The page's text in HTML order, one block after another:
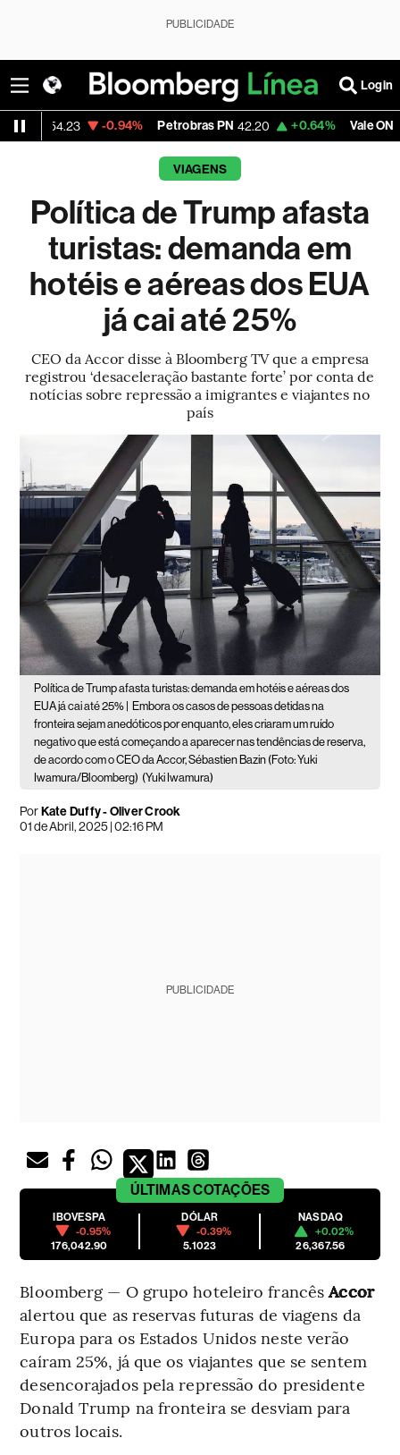
PUBLICIDADE
Login
-0.94% Petrobras PN 42.20 +0.64% Vale ON 75.55 -
VIAGENS
Política de Trump afasta
turistas: demanda em
hotéis e aéreas dos EUA
já cai até 25%
CEO da Accor disse à Bloomberg TV que a empresa
registrou ‘desaceleração bastante forte’ por conta de
notícias sobre repressão a imigrantes e viajantes no
país
Política de Trump afasta turistas: demanda em hotéis e aéreas dos
EUA já cai até 25% |
Embora os casos de pessoas detidas na
fronteira sejam anedóticos por enquanto, eles criaram um ruído
negativo que está começando a aparecer nas tendências de reserva,
de acordo com o CEO da Accor, Sébastien Bazin (Foto: Yuki
Iwamura/Bloomberg) (Yuki Iwamura)
PorKate Duffy - Oliver Crook
01 de Abril, 2025 | 02:16 PM
PUBLICIDADE
ÚLTIMASCOTAÇÕES
IBOVESPA
-0.95%
176,042.90
DÓLAR
-0.39%
5.1023
NASDAQ
+0.02%
26,367.56
Bloomberg — O grupo hoteleiro francêsAccor
alertou que as reservas futuras de viagens da
Europa para os Estados Unidos neste verão
caíram 25%, já que os viajantes que se sentem
desencorajados pela repressão do presidente
Donald Trump na fronteira se desviam para
outros locais.